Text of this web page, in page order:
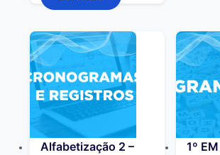
Alfabetização 2 –
1º